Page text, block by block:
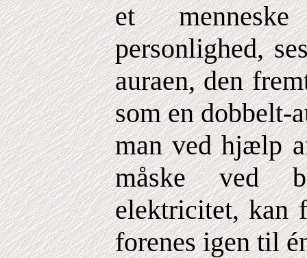
et
personlighed,
auraen, den
som en dobbelt-
man ved hjælp
måske ved
elektricitet, kan
forenes igen til